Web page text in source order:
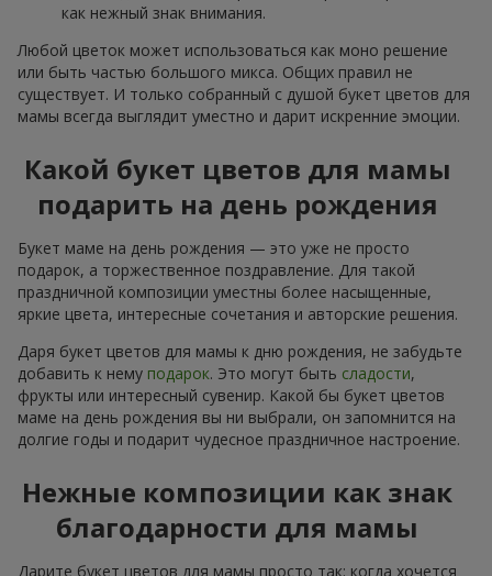
как нежный знак внимания.
Любой цветок может использоваться как моно решение
или быть частью большого микса. Общих правил не
существует. И только собранный с душой букет цветов для
мамы всегда выглядит уместно и дарит искренние эмоции.
Какой букет цветов для мамы
подарить на день рождения
Букет маме на день рождения — это уже не просто
подарок, а торжественное поздравление. Для такой
праздничной композиции уместны более насыщенные,
яркие цвета, интересные сочетания и авторские решения.
Даря букет цветов для мамы к дню рождения, не забудьте
добавить к нему подарок. Это могут быть сладости,
фрукты или интересный сувенир. Какой бы букет цветов
маме на день рождения вы ни выбрали, он запомнится на
долгие годы и подарит чудесное праздничное настроение.
Нежные композиции как знак
благодарности для мамы
Дарите букет цветов для мамы просто так: когда хочется